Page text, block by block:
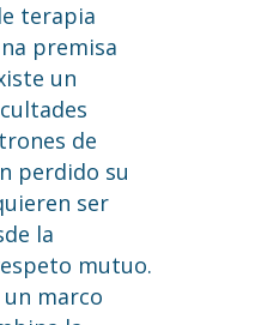
terapia
premisa
un
de
perdido su
ser
la
mutuo.
marco